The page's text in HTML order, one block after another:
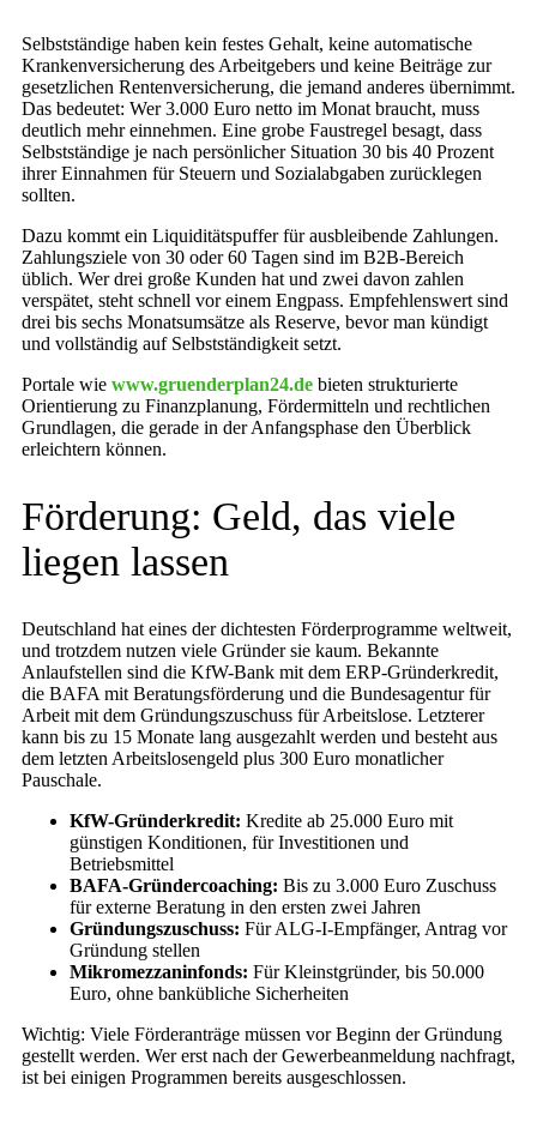
Selbstständige haben kein festes Gehalt, keine automatische
Krankenversicherung des Arbeitgebers und keine Beiträge zur
gesetzlichen Rentenversicherung, die jemand anderes übernimmt.
Das bedeutet: Wer 3.000 Euro netto im Monat braucht, muss
deutlich mehr einnehmen. Eine grobe Faustregel besagt, dass
Selbstständige je nach persönlicher Situation 30 bis 40 Prozent
ihrer Einnahmen für Steuern und Sozialabgaben zurücklegen
sollten.
Dazu kommt ein Liquiditätspuffer für ausbleibende Zahlungen.
Zahlungsziele von 30 oder 60 Tagen sind im B2B-Bereich
üblich. Wer drei große Kunden hat und zwei davon zahlen
verspätet, steht schnell vor einem Engpass. Empfehlenswert sind
drei bis sechs Monatsumsätze als Reserve, bevor man kündigt
und vollständig auf Selbstständigkeit setzt.
Portale wie www.gruenderplan24.de bieten strukturierte
Orientierung zu Finanzplanung, Fördermitteln und rechtlichen
Grundlagen, die gerade in der Anfangsphase den Überblick
erleichtern können.
Förderung: Geld, das viele
liegen lassen
Deutschland hat eines der dichtesten Förderprogramme weltweit,
und trotzdem nutzen viele Gründer sie kaum. Bekannte
Anlaufstellen sind die KfW-Bank mit dem ERP-Gründerkredit,
die BAFA mit Beratungsförderung und die Bundesagentur für
Arbeit mit dem Gründungszuschuss für Arbeitslose. Letzterer
kann bis zu 15 Monate lang ausgezahlt werden und besteht aus
dem letzten Arbeitslosengeld plus 300 Euro monatlicher
Pauschale.
KfW-Gründerkredit: Kredite ab 25.000 Euro mit
günstigen Konditionen, für Investitionen und
Betriebsmittel
BAFA-Gründercoaching: Bis zu 3.000 Euro Zuschuss
für externe Beratung in den ersten zwei Jahren
Gründungszuschuss: Für ALG-I-Empfänger, Antrag vor
Gründung stellen
Mikromezzaninfonds: Für Kleinstgründer, bis 50.000
Euro, ohne bankübliche Sicherheiten
Wichtig: Viele Förderanträge müssen vor Beginn der Gründung
gestellt werden. Wer erst nach der Gewerbeanmeldung nachfragt,
ist bei einigen Programmen bereits ausgeschlossen.